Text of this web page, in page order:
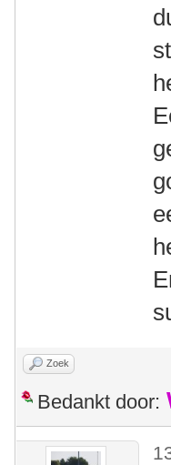
Zoek
Bedankt door: